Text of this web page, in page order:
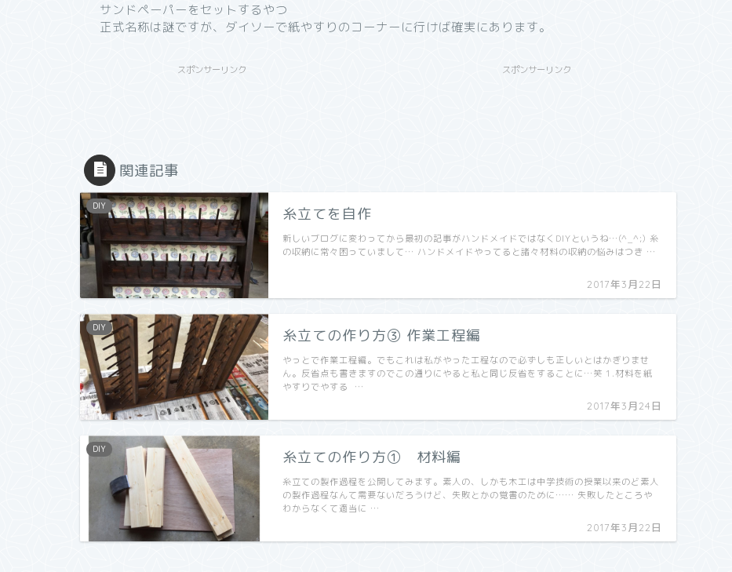
サンドペーパーをセットするやつ
正式名称は謎ですが、ダイソーで紙やすりのコーナーに行けば確実にあります。
スポンサーリンク スポンサーリンク
関連記事
DIY 糸立てを自作
2017年3月22日
新しいブログに変わってから最初の記事がハンドメイドではなくDIYというね…(^_^;) 糸
の収納に常々困っていまして… ハンドメイドやってると諸々材料の収納の悩みはつき …
DIY 糸立ての作り方③ 作業工程編
2017年3月24日
やっとで作業工程編。でもこれは私がやった工程なので必ずしも正しいとはかぎりませ
ん。反省点も書きますのでこの通りにやると私と同じ反省をすることに…笑 1.材料を紙
やすりでやする …
DIY 糸立ての作り方① 材料編
2017年3月22日
糸立ての製作過程を公開してみます。素人の、しかも木工は中学技術の授業以来のど素人
の製作過程なんて需要ないだろうけど、失敗とかの覚書のために…… 失敗したところや
わからなくて適当に …